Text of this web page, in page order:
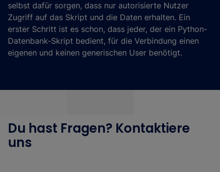
selbst dafür sorgen, dass nur autorisierte Nutzer
Zugriff auf das Skript und die Daten erhalten. Ein
erster Schritt ist es schon, dass jeder, der ein Python-
Datenbank-Skript bedient, für die Verbindung einen
eigenen und keinen generischen User benötigt.
Du hast Fragen? Kontaktiere
uns